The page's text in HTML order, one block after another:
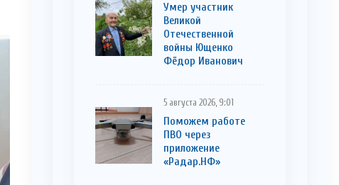
Умер участник
Великой
Отечественной
войны Ющенко
Фёдор Иванович
5 августа 2026, 9:01
Поможем работе
ПВО через
приложение
«Радар.НФ»